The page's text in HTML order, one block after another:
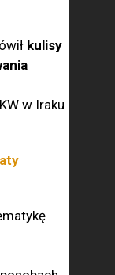
kulisy
w Iraku